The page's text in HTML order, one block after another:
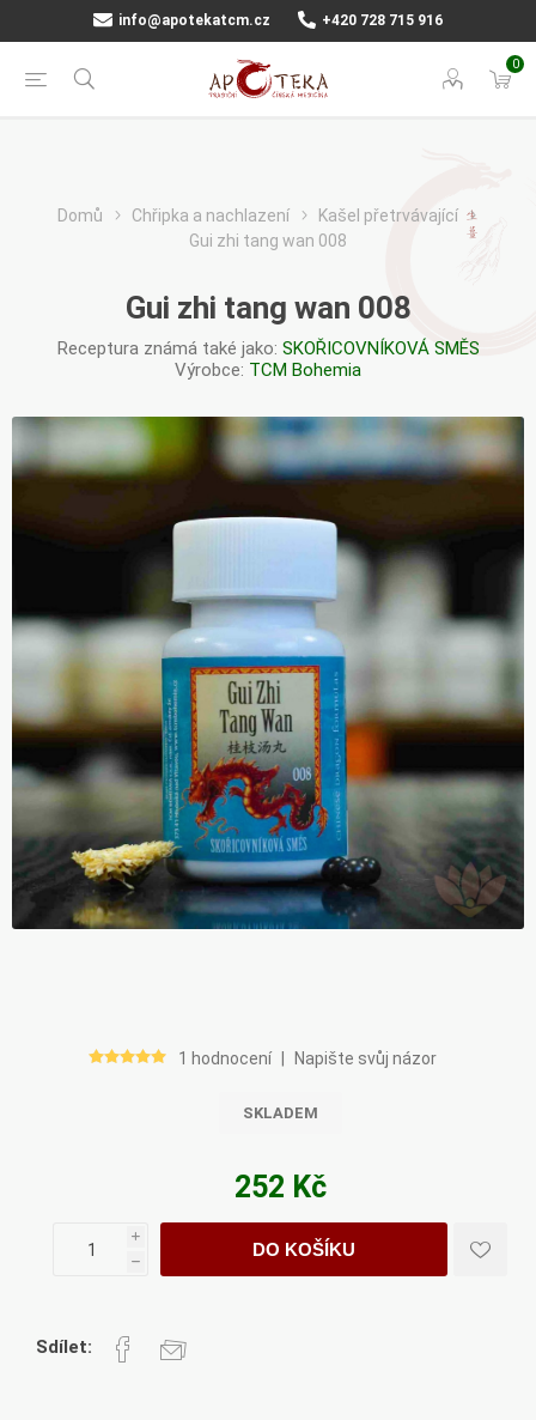
info@apotekatcm.cz +420 728 715 916
0
Domů Chřipka a nachlazení
Kašel přetrvávající
Gui zhi tang wan 008
Gui zhi tang wan 008
Receptura známá také jako: SKOŘICOVNÍKOVÁ SMĚS
Výrobce: TCM Bohemia
1 hodnocení Napište svůj názor
SKLADEM
252 Kč
i
h
DO KOŠÍKU
Sdílet: